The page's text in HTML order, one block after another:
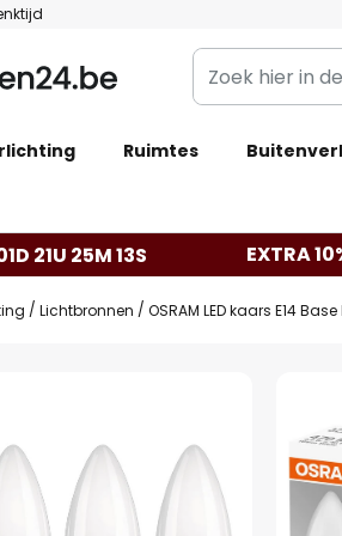
Zoek
hier
de
Ruimtes
21U 25M 13S EXTRA
Lichtbronnen OSRAM LED kaars E14